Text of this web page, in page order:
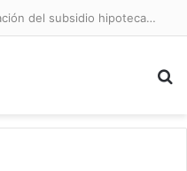
Diputado Sabat celebra ampliación del subsidio hipotecario con viviendas de hasta 6.000 UF